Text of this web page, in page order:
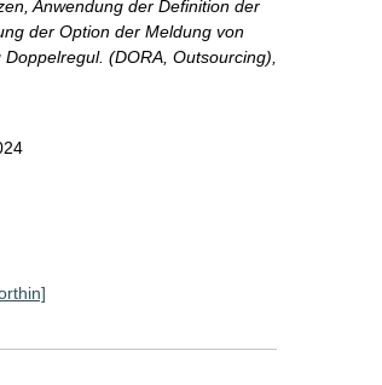
Anwendung der Definition der
der Option der Meldung von
(DORA, Outsourcing),